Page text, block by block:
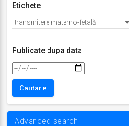
Etichete
Publicate dupa data
Advanced search